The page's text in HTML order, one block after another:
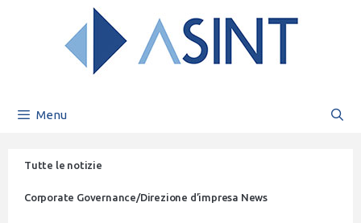
Menu
Tutte le notizie
Corporate Governance/Direzione d’impresa News